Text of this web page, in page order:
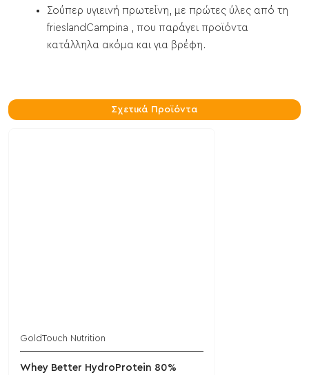
Σούπερ υγιεινή πρωτεΐνη, με πρώτες ύλες από τη
frieslandCampina , που παράγει προϊόντα
κατάλληλα ακόμα και για βρέφη.
Σχετικά Προϊόντα
GoldTouch Nutrition
Whey Better HydroProtein 80%